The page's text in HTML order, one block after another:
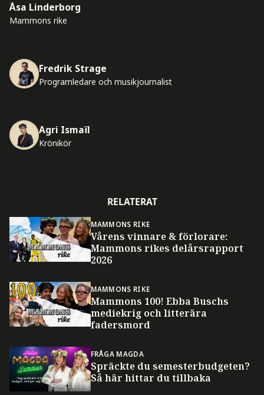
Åsa Linderborg
Mammons rike
Fredrik Strage
Programledare och musikjournalist
Agri Ismaïl
Krönikör
RELATERAT
MAMMONS RIKE
Vårens vinnare & förlorare:
Mammons rikes delårsrapport
2026
MAMMONS RIKE
Mammons 100! Ebba Buschs
mediekrig och litterära
fadersmord
FRÅGA MAGDA
Spräckte du semesterbudgeten?
Så här hittar du tillbaka